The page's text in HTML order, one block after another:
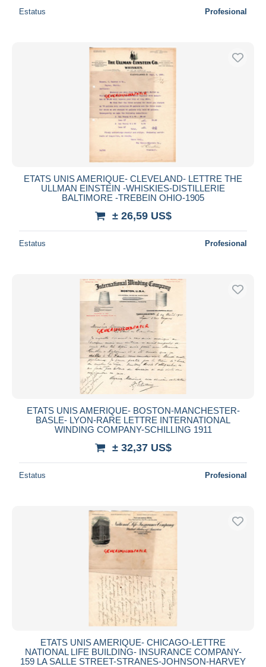
Estatus Profesional
ETATS UNIS AMERIQUE- CLEVELAND- LETTRE THE
ULLMAN EINSTEIN -WHISKIES-DISTILLERIE
BALTIMORE -TREBEIN OHIO-1905
± 26,59 US$
Estatus Profesional
ETATS UNIS AMERIQUE- BOSTON-MANCHESTER-
BASLE- LYON-RARE LETTRE INTERNATIONAL
WINDING COMPANY-SCHILLING 1911
± 32,37 US$
Estatus Profesional
ETATS UNIS AMERIQUE- CHICAGO-LETTRE
NATIONAL LIFE BUILDING- INSURANCE COMPANY-
159 LA SALLE STREET-STRANES-JOHNSON-HARVEY